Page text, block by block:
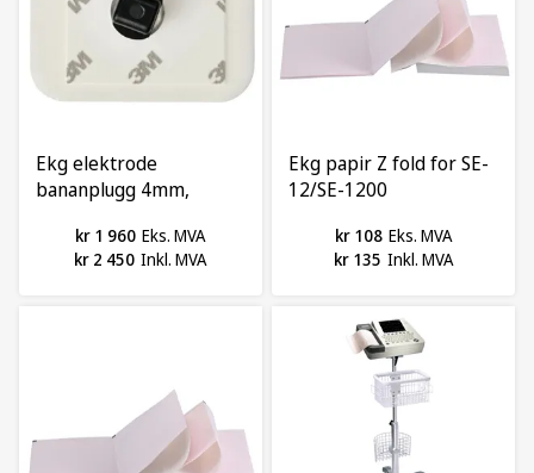
Ekg elektrode
bananplugg 4mm,
800stkkr 1 960 Eks. MVA
kr 2 450 Inkl. MVA
Ekg papir Z fold for SE-
12/SE-1200
kr 108 Eks. MVA
kr 135 Inkl. MVA